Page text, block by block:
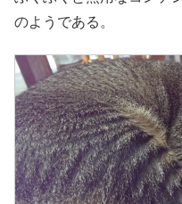
のようである。